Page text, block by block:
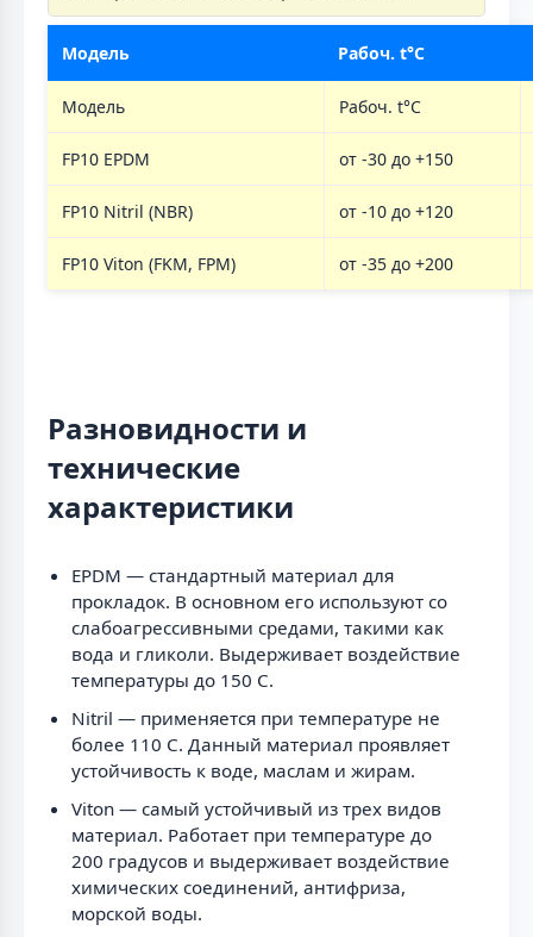
Модель Рабоч. t°C
Модель Рабоч. t°C
FP10 EPDM от -30 до +150
FP10 Nitril (NBR) от -10 до +120
FP10 Viton (FKM, FPM) от -35 до +200
Разновидности и
технические
характеристики
EPDM — стандартный материал для
прокладок. В основном его используют со
слабоагрессивными средами, такими как
вода и гликоли. Выдерживает воздействие
температуры до 150 C.
Nitril — применяется при температуре не
более 110 C. Данный материал проявляет
устойчивость к воде, маслам и жирам.
Viton — самый устойчивый из трех видов
материал. Работает при температуре до
200 градусов и выдерживает воздействие
химических соединений, антифриза,
морской воды.